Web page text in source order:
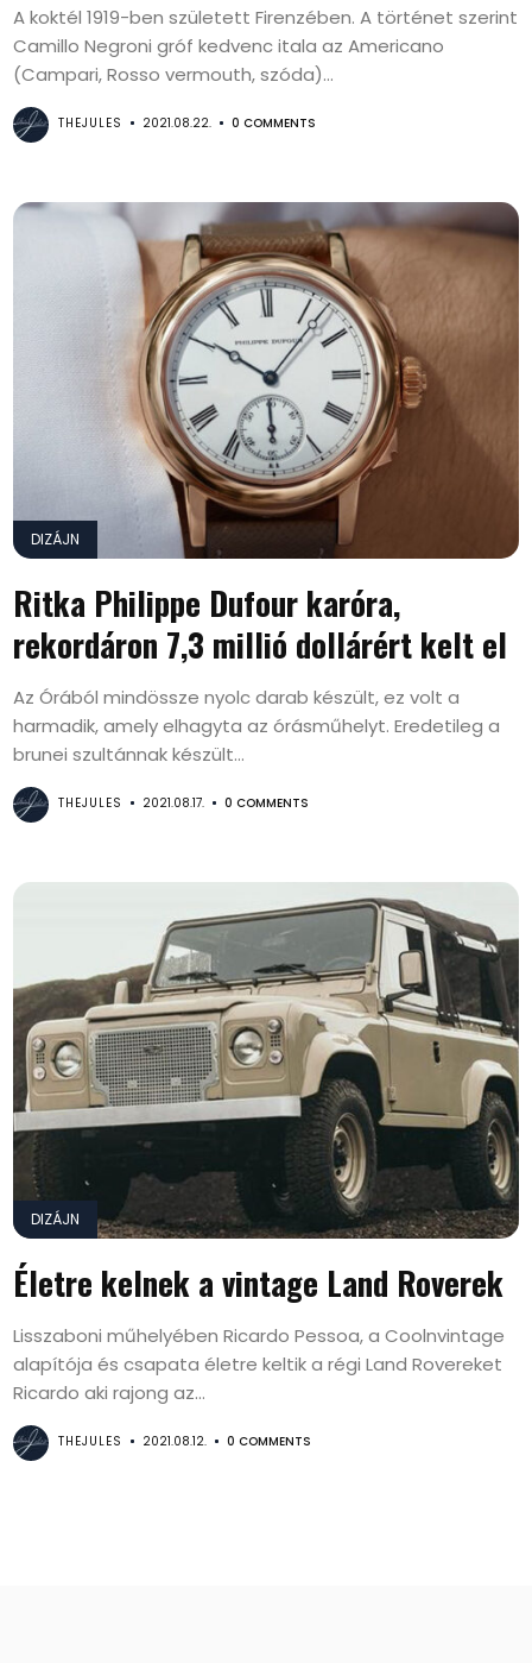
A koktél 1919-ben született Firenzében. A történet szerint
Camillo Negroni gróf kedvenc itala az Americano
(Campari, Rosso vermouth, szóda)...
THEJULES 2021.08.22. 0 COMMENTS
DIZÁJN
Ritka Philippe Dufour karóra,
rekordáron 7,3 millió dollárért kelt el
Az Órából mindössze nyolc darab készült, ez volt a
harmadik, amely elhagyta az órásműhelyt. Eredetileg a
brunei szultánnak készült...
THEJULES 2021.08.17. 0 COMMENTS
DIZÁJN
Életre kelnek a vintage Land Roverek
Lisszaboni műhelyében Ricardo Pessoa, a Coolnvintage
alapítója és csapata életre keltik a régi Land Rovereket
Ricardo aki rajong az...
THEJULES 2021.08.12. 0 COMMENTS